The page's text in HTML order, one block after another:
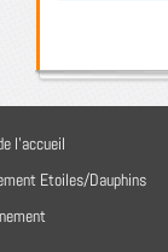
l'accueil
Etoiles/Dauphins